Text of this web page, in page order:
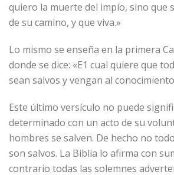
quiero la muerte del impío, sino que
de su camino, y que viva.»
Lo mismo se enseña en la primera
donde se dice: «E1 cual quiere que
sean salvos y vengan al
Este último versículo no puede
determinado con un acto de su
hombres se salven. De hecho no
son salvos. La Biblia lo afirma con
contrario todas las solemnes